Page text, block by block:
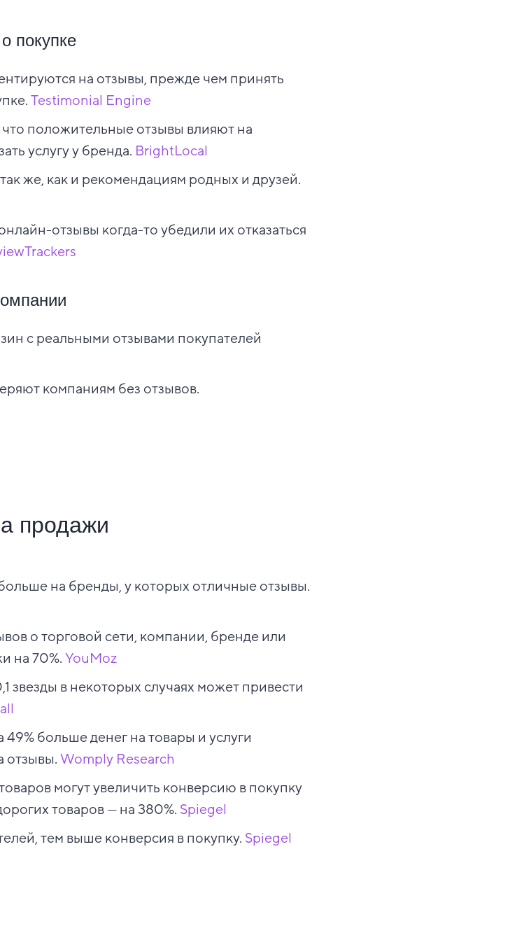
покупке
на отзывы, прежде чем принять
Testimonial Engine
положительные отзывы влияют на
услугу у бренда. BrightLocal
же, как и рекомендациям родных и друзей.
отзывы когда-то убедили их отказаться
с реальными отзывами покупателей
компаниям без отзывов.
продажи
на бренды, у которых отличные отзывы.
о торговой сети, компании, бренде или
на 70%.YouMoz
звезды в некоторых случаях может привести
больше денег на товары и услуги
отзывы.Womply Research
могут увеличить конверсию в покупку
товаров — на 380%. Spiegel
тем выше конверсия в покупку. Spiegel